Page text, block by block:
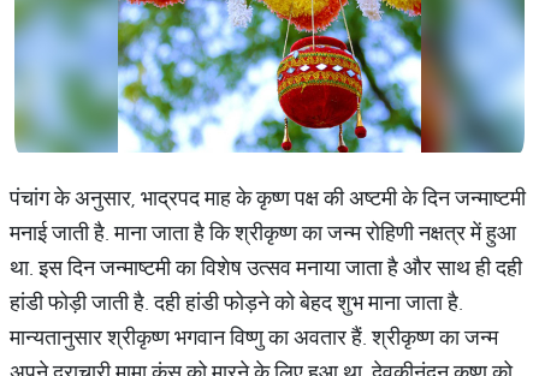
पंचांग के अनुसार, भाद्रपद माह के कृष्ण पक्ष की अष्टमी के दिन जन्माष्टमी
मनाई जाती है. माना जाता है कि श्रीकृष्ण का जन्म रोहिणी नक्षत्र में हुआ
था. इस दिन जन्माष्टमी का विशेष उत्सव मनाया जाता है और साथ ही दही
हांडी फोड़ी जाती है. दही हांडी फोड़ने को बेहद शुभ माना जाता है.
मान्यतानुसार श्रीकृष्ण भगवान विष्णु का अवतार हैं. श्रीकृष्ण का जन्म